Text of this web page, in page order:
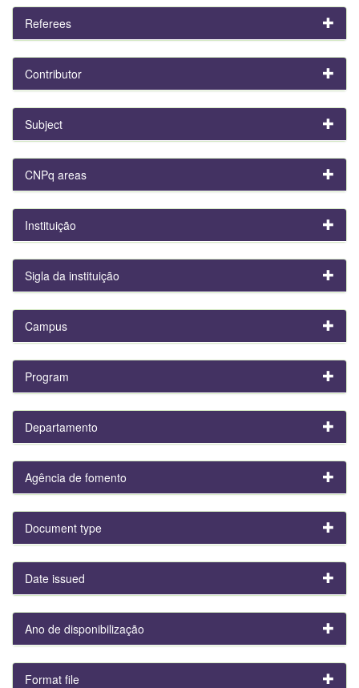
Referees
Contributor
Subject
CNPq areas
Instituição
Sigla da instituição
Campus
Program
Departamento
Agência de fomento
Document type
Date issued
Ano de disponibilização
Format file